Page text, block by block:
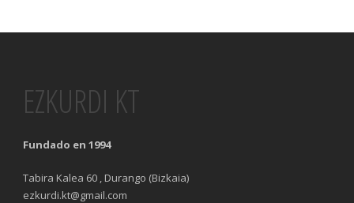
EZKURDI KT
Fundado en 1994
Tabira Kalea 60 , Durango (Bizkaia)
ezkurdi.kt@gmail.com